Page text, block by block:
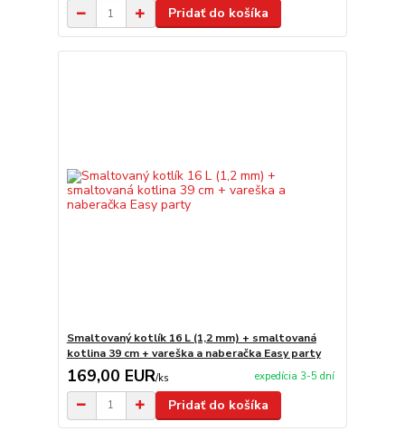
Pridať do košíka
Smaltovaný kotlík 16 L (1,2 mm) + smaltovaná
kotlina 39 cm + vareška a naberačka Easy party
169,00 EUR/ks expedícia 3-5 dní
Pridať do košíka